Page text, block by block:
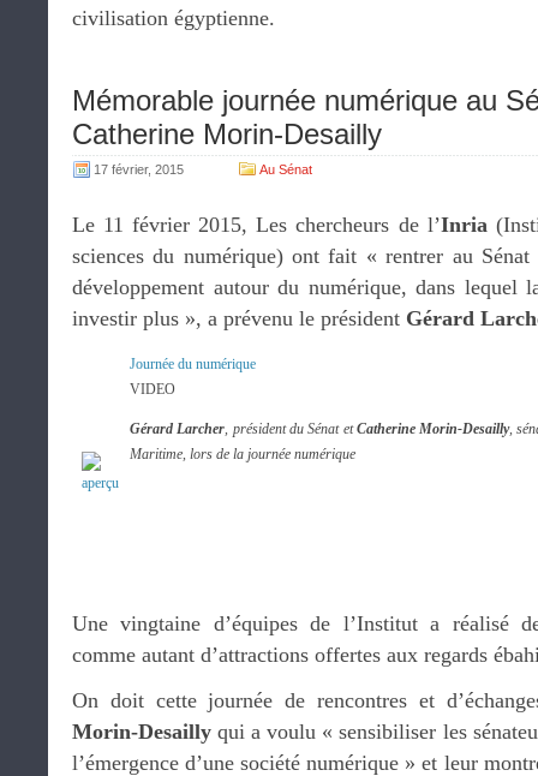
civilisation égyptienne.
Mémorable journée numérique au
Catherine Morin-Desailly
17 février, 2015 Au Sénat
Le 11 février 2015, Les chercheurs de l’Inria
sciences du numérique) ont fait « rentrer au
développement autour du numérique, dans lequel
investir plus », a prévenu le président Gérard
Journée du numérique
VIDEO
Gérard Larcher, président du Sénat etCatherine Morin-Desailly,
Maritime, lors de la journée numérique
Une vingtaine d’équipes de l’Institut a réalisé
comme autant d’attractions offertes aux regards
On doit cette journée de rencontres et
Morin-Desailly qui a voulu « sensibiliser les
l’émergence d’une société numérique » et leur